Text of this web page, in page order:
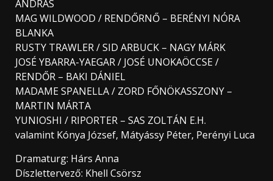
ANDRÁS
MAG WILDWOOD / RENDŐRNŐ – BERÉNYI NÓRA
BLANKA
RUSTY TRAWLER / SID ARBUCK – NAGY MÁRK
JOSÉ YBARRA-YAEGAR / JOSÉ UNOKAÖCCSE /
RENDŐR – BAKI DÁNIEL
MADAME SPANELLA / ZORD FŐNÖKASSZONY –
MARTIN MÁRTA
YUNIOSHI / RIPORTER – SAS ZOLTÁN E.H.
valamint Kónya József, Mátyássy Péter, Perényi Luca
Dramaturg: Hárs Anna
Díszlettervező: Khell Csörsz